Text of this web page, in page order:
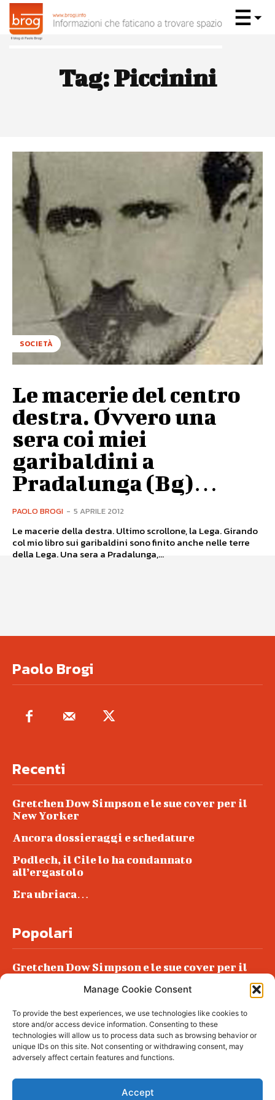
Manage Cookie Consent
To provide the best experiences, we use technologies like cookies to
store and/or access device information. Consenting to these
technologies will allow us to process data such as browsing behavior or
unique IDs on this site. Not consenting or withdrawing consent, may
adversely affect certain features and functions.
Accept
Tag:Piccinini
SOCIETÀ
Le macerie del centro
destra. Ovvero una
sera coi miei
garibaldini a
Pradalunga (Bg)…
PAOLO BROGI - 5 APRILE 2012
Le macerie della destra. Ultimo scrollone, la Lega. Girando
col mio libro sui garibaldini sono finito anche nelle terre
della Lega. Una sera a Pradalunga,...
Paolo Brogi
Recenti
Gretchen Dow Simpson e le sue cover per il
New Yorker
Ancora dossieraggi e schedature
Podlech, il Cile lo ha condannato
all’ergastolo
Era ubriaca…
Popolari
Gretchen Dow Simpson e le sue cover per il
Podlech, il Cile lo ha condannato
all’ergastolo
Era ubriaca…